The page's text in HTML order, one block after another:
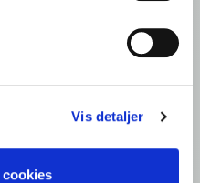
Vis detaljer
Foodservice: Produkter
Kontakt os